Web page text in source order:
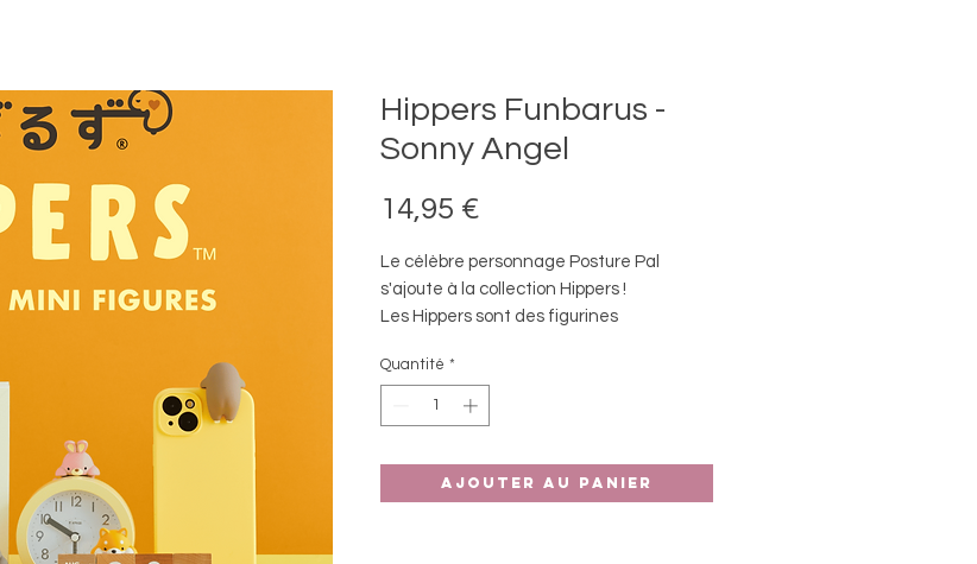
Hippers Funbarus -
Sonny Angel
14,95 €
Le célèbre personnage Posture Pal
s'ajoute à la collection Hippers !
Les Hippers sont des figurines
vos objet préférés.
Quantité *
Ajouter au panier